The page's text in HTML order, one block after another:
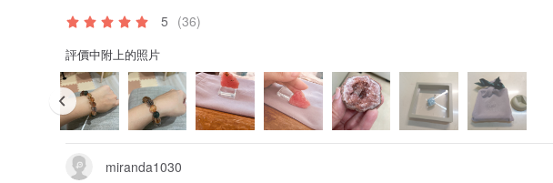
5 (36)
評價中附上的照片
miranda1030